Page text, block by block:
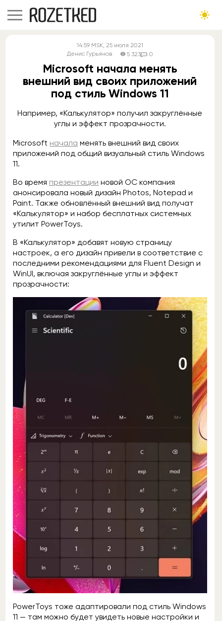
14:59 MSK, 25 июля 2021
Денис Гурьянов
5 323 0
Microsoft начала менять
внешний вид своих приложений
под стиль Windows 11
Например, «Калькулятор» получил закруглённые
углы и эффект прозрачности.
Microsoft начала менять внешний вид своих
приложений под общий визуальный стиль Windows
11.
Во время презентации новой OC компания
анонсировала новый дизайн Photos, Notepad и
Paint. Также обновлённый внешний вид получат
«Калькулятор» и набор бесплатных системных
утилит PowerToys.
В «Калькулятор» добавят новую страницу
настроек, а его дизайн привели в соответствие с
последними рекомендациями для Fluent Design и
WinUI, включая закруглённые углы и эффект
прозрачности:
PowerToys тоже адаптировали под стиль Windows
11 — там можно будет увидеть новые настройки и